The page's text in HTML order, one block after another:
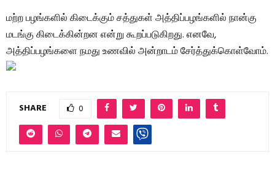
மற்ற பழங்களில் கிடைக்கும் சத்துகள் அத்திப்பழங்களில் நான்கு
மடங்கு கிடைக்கின்றன என்று கூறப்படுகிறது. எனவே,
அத்திப்பழங்களை நமது உணவில் அன்றாடம் சேர்த்துக்கொள்வோம்.
SHARE 0